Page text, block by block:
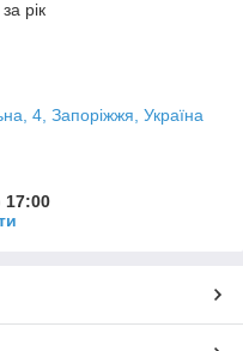
рік
4, Запоріжжя, Україна
17:00